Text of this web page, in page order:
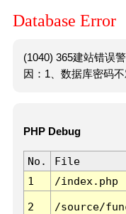
Database Error
(1040) 365建站错误
因：1、数据库密码
PHP Debug
No. File
1
/index.php
2 /source/